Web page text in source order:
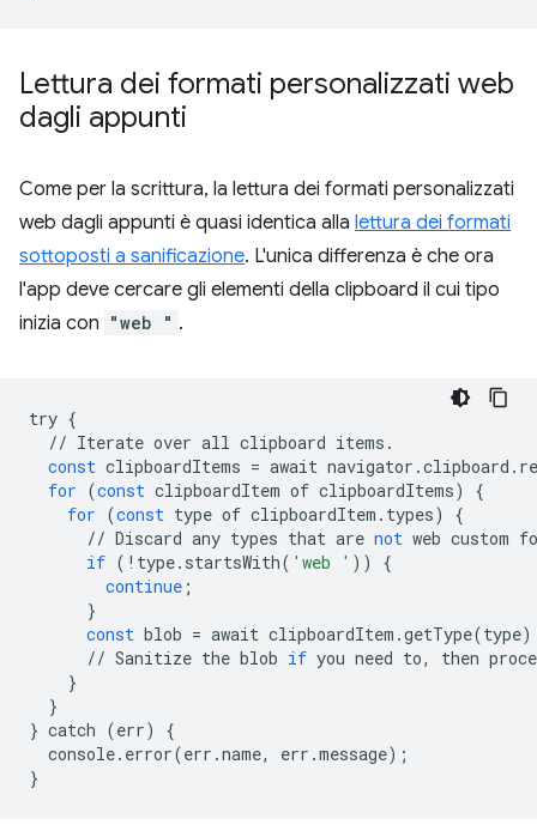
Lettura dei formati personalizzati web
dagli appunti
Come per la scrittura, la lettura dei formati personalizzati
web dagli appunti è quasi identica alla lettura dei formati
sottoposti a sanificazione. L'unica differenza è che ora
l'app deve cercare gli elementi della clipboard il cui tipo
inizia con "web " .
try {
// Iterate over all clipboard items .
const clipboardItems = await navigator .clipboard .
for (const clipboardItem of clipboardItems)
{
for (const type of clipboardItem . types)
{
// Discard any types that are not web custom
if ( ! type. startsWith( 'web ' ))
{
continue ;
}
const blob = await clipboardItem .getType(type
// Sanitize the blob if you need to, then
}
}
} catch (err)
{
console. error(err .name, err .message);
}